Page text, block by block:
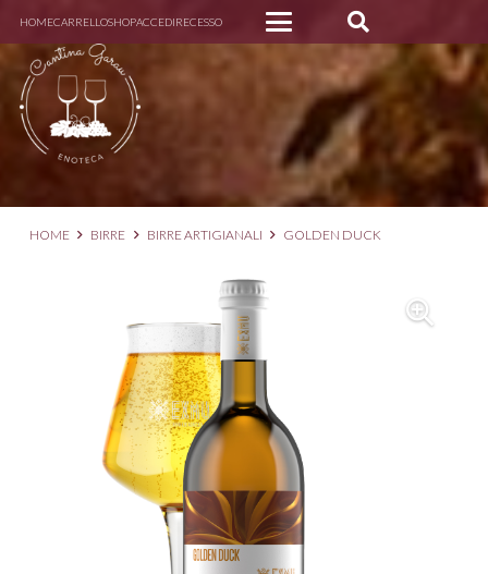
HOMECARRELLOSHOPACCEDIRECESSO
HOME BIRRE BIRRE ARTIGIANALI GOLDEN DUCK